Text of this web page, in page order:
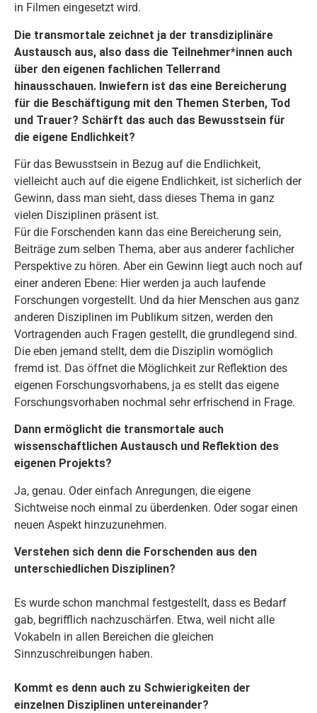
in Filmen eingesetzt wird.
Die transmortale zeichnet ja der transdiziplinäre
Austausch aus, also dass die Teilnehmer*innen auch
über den eigenen fachlichen Tellerrand
hinausschauen. Inwiefern ist das eine Bereicherung
für die Beschäftigung mit den Themen Sterben, Tod
und Trauer? Schärft das auch das Bewusstsein für
die eigene Endlichkeit?
Für das Bewusstsein in Bezug auf die Endlichkeit,
vielleicht auch auf die eigene Endlichkeit, ist sicherlich der
Gewinn, dass man sieht, dass dieses Thema in ganz
vielen Disziplinen präsent ist.
Für die Forschenden kann das eine Bereicherung sein,
Beiträge zum selben Thema, aber aus anderer fachlicher
Perspektive zu hören. Aber ein Gewinn liegt auch noch auf
einer anderen Ebene: Hier werden ja auch laufende
Forschungen vorgestellt. Und da hier Menschen aus ganz
anderen Disziplinen im Publikum sitzen, werden den
Vortragenden auch Fragen gestellt, die grundlegend sind.
Die eben jemand stellt, dem die Disziplin womöglich
fremd ist. Das öffnet die Möglichkeit zur Reflektion des
eigenen Forschungsvorhabens, ja es stellt das eigene
Forschungsvorhaben nochmal sehr erfrischend in Frage.
Dann ermöglicht die transmortale auch
wissenschaftlichen Austausch und Reflektion des
eigenen Projekts?
Ja, genau. Oder einfach Anregungen, die eigene
Sichtweise noch einmal zu überdenken. Oder sogar einen
neuen Aspekt hinzuzunehmen.
Verstehen sich denn die Forschenden aus den
unterschiedlichen Disziplinen?
Es wurde schon manchmal festgestellt, dass es Bedarf
gab, begrifflich nachzuschärfen. Etwa, weil nicht alle
Vokabeln in allen Bereichen die gleichen
Sinnzuschreibungen haben.
Kommt es denn auch zu Schwierigkeiten der
einzelnen Disziplinen untereinander?